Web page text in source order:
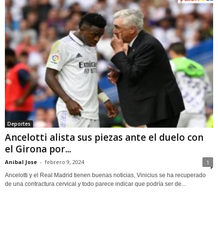
Deportes
Ancelotti alista sus piezas ante el duelo con
el Girona por...
Anibal Jose - febrero 9, 2024 1
Ancelotti y el Real Madrid tienen buenas noticias, Vinicius se ha recuperado
de una contractura cervical y todo parece indicar que podría ser de...